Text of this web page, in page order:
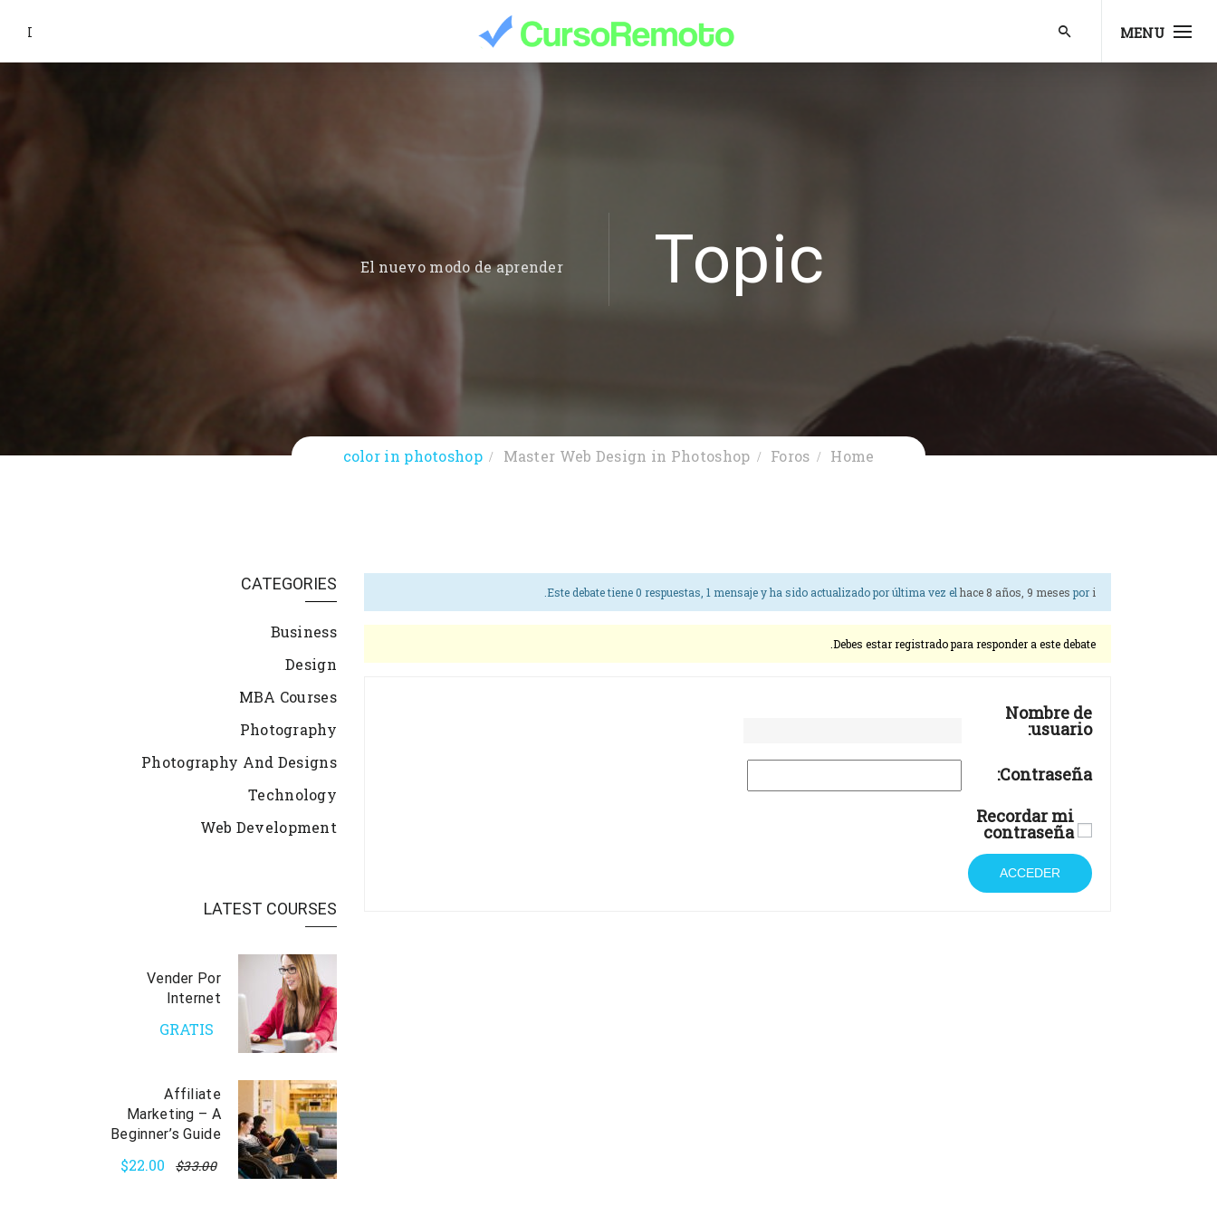
MENU
I
Topic
El nuevo modo de aprender
Home
Foros
Master Web Design in Photoshop
color in photoshop
Este debate tiene 0 respuestas, 1 mensaje y ha sido actualizado por última vez el hace 8 años, 9 meses por i
Debes estar registrado para responder a este debate.
Nombre de
usuario:
Contraseña:
Recordar mi
contraseña
ACCEDER
CATEGORIES
Business
Design
MBA Courses
Photography
Photography And Designs
Technology
Web Development
LATEST COURSES
Vender Por
Internet
GRATIS
Affiliate
Marketing – A
Beginner’s Guide
$33.00
$22.00